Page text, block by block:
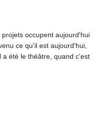
occupent aujourd'hui
ce qu'il est aujourd'hui,
a été le théâtre, quand c'est